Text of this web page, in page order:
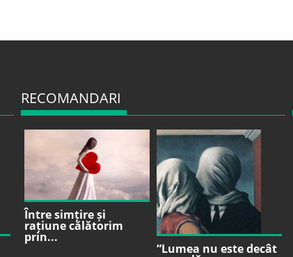
RECOMANDARI
Între simțire și
rațiune călătorim
prin...
“Lumea nu este decât